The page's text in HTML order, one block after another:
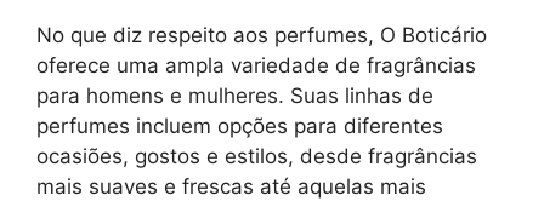
No que diz respeito aos perfumes, O Boticário
oferece uma ampla variedade de fragrâncias
para homens e mulheres. Suas linhas de
perfumes incluem opções para diferentes
ocasiões, gostos e estilos, desde fragrâncias
mais suaves e frescas até aquelas mais